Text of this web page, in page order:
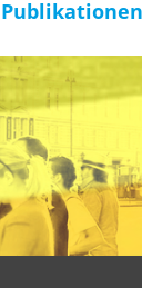
Publikationen